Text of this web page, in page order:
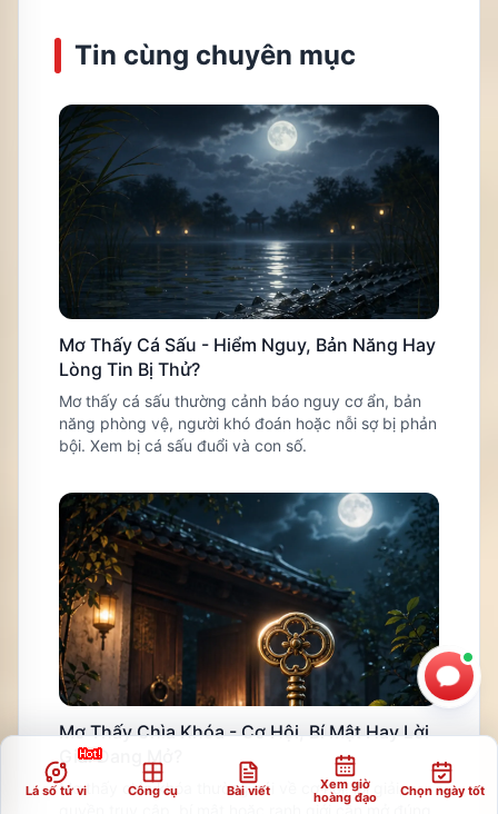
Tin cùng chuyên mục
Mơ Thấy Cá Sấu - Hiểm Nguy, Bản Năng Hay
Lòng Tin Bị Thử?
Mơ thấy cá sấu thường cảnh báo nguy cơ ẩn, bản
năng phòng vệ, người khó đoán hoặc nỗi sợ bị phản
bội. Xem bị cá sấu đuổi và con số.
Mơ Thấy Chìa Khóa - Cơ Hội, Bí Mật Hay Lời
Giải Đang Mở?
Mơ thấy chìa khóa thường nói về cơ hội, lời giải,
Lá số tử vi Công cụ Bài viết
Xem giờ
hoàng đạo
Chọn ngày tốt